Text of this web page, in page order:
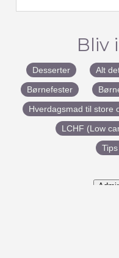
Bliv
Desserter Alt
Børnefester
Hverdagsmad til store
LCHF (Low